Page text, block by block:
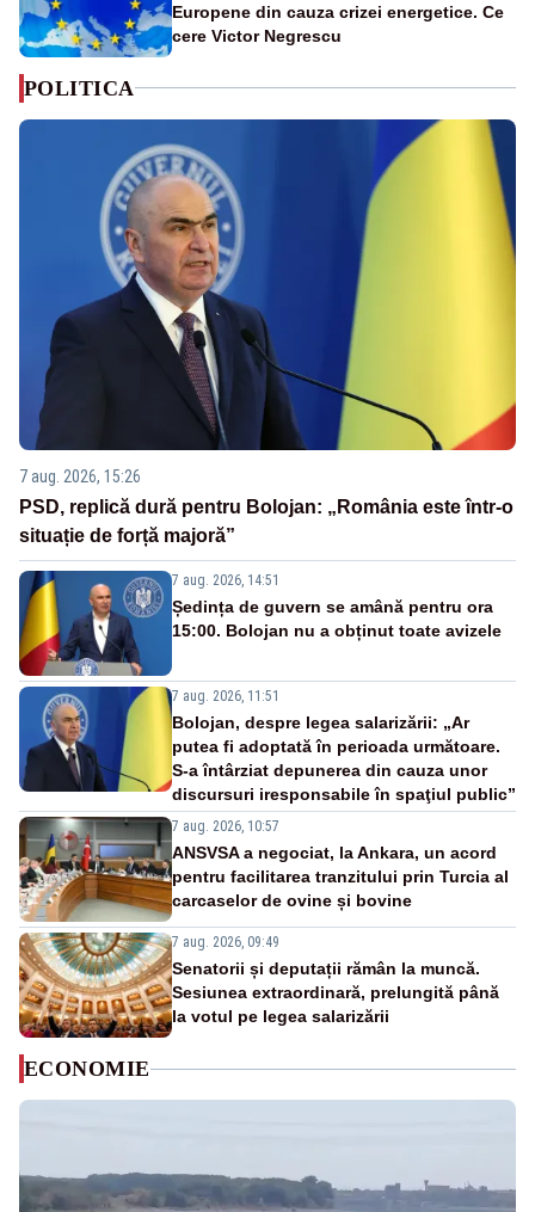
Europene din cauza crizei energetice. Ce
cere Victor Negrescu
POLITICA
7 aug. 2026, 15:26
PSD, replică dură pentru Bolojan: „România este într-o
situație de forță majoră”
7 aug. 2026, 14:51
Ședința de guvern se amână pentru ora
15:00. Bolojan nu a obținut toate avizele
7 aug. 2026, 11:51
Bolojan, despre legea salarizării: „Ar
putea fi adoptată în perioada următoare.
S-a întârziat depunerea din cauza unor
discursuri iresponsabile în spaţiul public”
7 aug. 2026, 10:57
ANSVSA a negociat, la Ankara, un acord
pentru facilitarea tranzitului prin Turcia al
carcaselor de ovine și bovine
7 aug. 2026, 09:49
Senatorii și deputații rămân la muncă.
Sesiunea extraordinară, prelungită până
la votul pe legea salarizării
ECONOMIE